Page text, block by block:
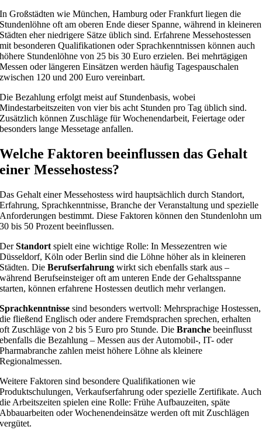
In Großstädten wie München, Hamburg oder Frankfurt liegen die
Stundenlöhne oft am oberen Ende dieser Spanne, während in kleineren
Städten eher niedrigere Sätze üblich sind. Erfahrene Messehostessen
mit besonderen Qualifikationen oder Sprachkenntnissen können auch
höhere Stundenlöhne von 25 bis 30 Euro erzielen. Bei mehrtägigen
Messen oder längeren Einsätzen werden häufig Tagespauschalen
zwischen 120 und 200 Euro vereinbart.
Die Bezahlung erfolgt meist auf Stundenbasis, wobei
Mindestarbeitszeiten von vier bis acht Stunden pro Tag üblich sind.
Zusätzlich können Zuschläge für Wochenendarbeit, Feiertage oder
besonders lange Messetage anfallen.
Welche Faktoren beeinflussen das Gehalt
einer Messehostess?
Das Gehalt einer Messehostess wird hauptsächlich durch Standort,
Erfahrung, Sprachkenntnisse, Branche der Veranstaltung und spezielle
Anforderungen bestimmt. Diese Faktoren können den Stundenlohn um
30 bis 50 Prozent beeinflussen.
DerStandort spielt eine wichtige Rolle: In Messezentren wie
Düsseldorf, Köln oder Berlin sind die Löhne höher als in kleineren
Städten. DieBerufserfahrung wirkt sich ebenfalls stark aus –
während Berufseinsteiger oft am unteren Ende der Gehaltsspanne
starten, können erfahrene Hostessen deutlich mehr verlangen.
Sprachkenntnisse sind besonders wertvoll: Mehrsprachige Hostessen,
die fließend Englisch oder andere Fremdsprachen sprechen, erhalten
oft Zuschläge von 2 bis 5 Euro pro Stunde. DieBranche beeinflusst
ebenfalls die Bezahlung – Messen aus der Automobil-, IT- oder
Pharmabranche zahlen meist höhere Löhne als kleinere
Regionalmessen.
Weitere Faktoren sind besondere Qualifikationen wie
Produktschulungen, Verkaufserfahrung oder spezielle Zertifikate. Auch
die Arbeitszeiten spielen eine Rolle: Frühe Aufbauzeiten, späte
Abbauarbeiten oder Wochenendeinsätze werden oft mit Zuschlägen
vergütet.